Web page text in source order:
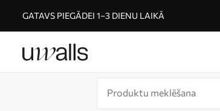
GATAVS PIEGĀDEI 1–3 DIENU LAIKĀ